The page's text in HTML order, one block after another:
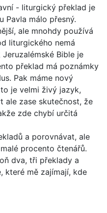
- liturgický překlad je
Pavla málo přesný.
ale mnohdy používá
liturgického nemá
Bible je
překlad má poznámky
Pak máme nový
je velmi živý jazyk,
ale zase skutečnost, že
zde chybí určitá
a porovnávat, ale
procento čtenářů.
dva, tři překlady a
které mě zajímají, kde